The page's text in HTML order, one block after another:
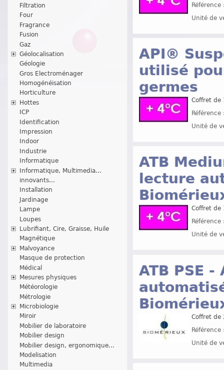
Filtration
Four
Fragrance
Fusion
Gaz
Géolocalisation
Géologie
Gros Electroménager
Homogénéisation
Horticulture
Hottes
ICP
Identification
Impression
Indoor
Industrie
Informatique
Informatique, Multimedia...
innovants...
Installation
Jardinage
Lampe
Loupes
Lubrifiant, Cire, Graisse, Huile
Magnétique
Malvoyance
Masque de protection
Médical
Mesures physiques
Météorologie
Métrologie
Microbiologie
Miroir
Mobilier de laboratoire
Mobilier design
Mobilier design, ergonomique...
Modelisation
Multimedia
Unité de
API®
utilisé
germes
Coffret de
Unité de
ATB
lecture
Coffret de
Unité de
ATB PSE
Coffret de
Unité de